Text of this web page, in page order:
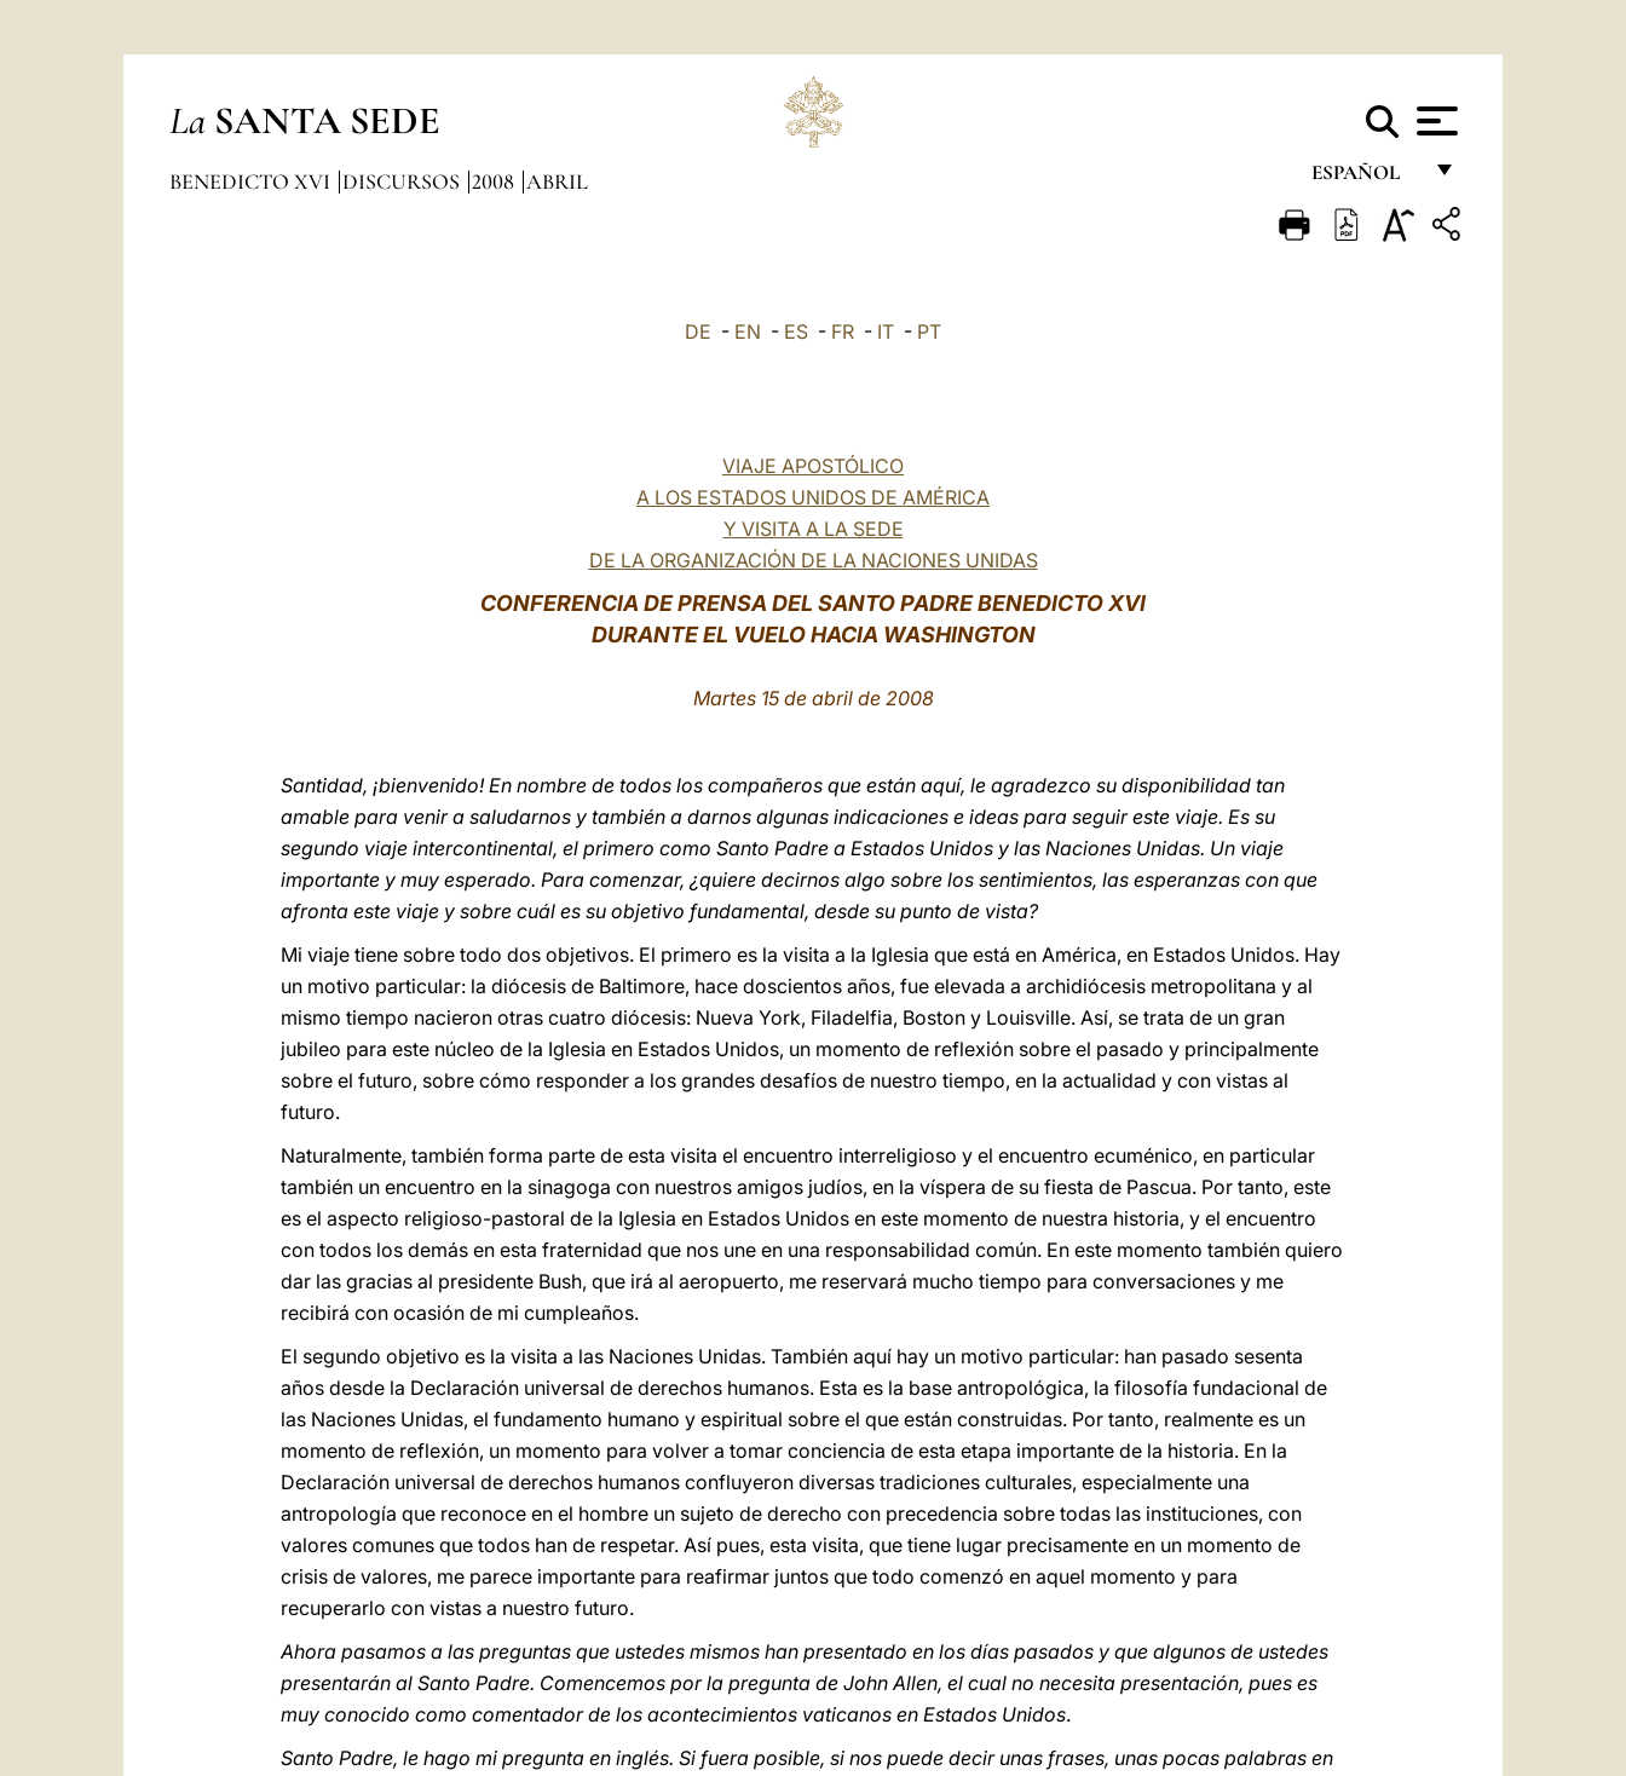
La SANTA SEDE
ESPAÑOL
FRANÇAIS
BENEDICTO XVI DISCURSOS 2008 ABRIL
DE - EN - ES - FR - IT - PT
VIAJE APOSTÓLICO
A LOS ESTADOS UNIDOS DE AMÉRICA
Y VISITA A LA SEDE
DE LA ORGANIZACIÓN DE LA NACIONES UNIDAS
CONFERENCIA DE PRENSA DEL SANTO PADRE BENEDICTO XVI
DURANTE EL VUELO HACIA WASHINGTON
Martes 15 de abril de 2008
Santidad, ¡bienvenido! En nombre de todos los compañeros que están aquí, le agradezco su disponibilidad tan
amable para venir a saludarnos y también a darnos algunas indicaciones e ideas para seguir este viaje. Es su
segundo viaje intercontinental, el primero como Santo Padre a Estados Unidos y las Naciones Unidas. Un viaje
importante y muy esperado. Para comenzar, ¿quiere decirnos algo sobre los sentimientos, las esperanzas con que
afronta este viaje y sobre cuál es su objetivo fundamental, desde su punto de vista?
Mi viaje tiene sobre todo dos objetivos. El primero es la visita a la Iglesia que está en América, en Estados Unidos. Hay
un motivo particular: la diócesis de Baltimore, hace doscientos años, fue elevada a archidiócesis metropolitana y al
mismo tiempo nacieron otras cuatro diócesis: Nueva York, Filadelfia, Boston y Louisville. Así, se trata de un gran
jubileo para este núcleo de la Iglesia en Estados Unidos, un momento de reflexión sobre el pasado y principalmente
sobre el futuro, sobre cómo responder a los grandes desafíos de nuestro tiempo, en la actualidad y con vistas al
futuro.
Naturalmente, también forma parte de esta visita el encuentro interreligioso y el encuentro ecuménico, en particular
también un encuentro en la sinagoga con nuestros amigos judíos, en la víspera de su fiesta de Pascua. Por tanto, este
es el aspecto religioso-pastoral de la Iglesia en Estados Unidos en este momento de nuestra historia, y el encuentro
con todos los demás en esta fraternidad que nos une en una responsabilidad común. En este momento también quiero
dar las gracias al presidente Bush, que irá al aeropuerto, me reservará mucho tiempo para conversaciones y me
recibirá con ocasión de mi cumpleaños.
El segundo objetivo es la visita a las Naciones Unidas. También aquí hay un motivo particular: han pasado sesenta
años desde la Declaración universal de derechos humanos. Esta es la base antropológica, la filosofía fundacional de
las Naciones Unidas, el fundamento humano y espiritual sobre el que están construidas. Por tanto, realmente es un
momento de reflexión, un momento para volver a tomar conciencia de esta etapa importante de la historia. En la
Declaración universal de derechos humanos confluyeron diversas tradiciones culturales, especialmente una
antropología que reconoce en el hombre un sujeto de derecho con precedencia sobre todas las instituciones, con
valores comunes que todos han de respetar. Así pues, esta visita, que tiene lugar precisamente en un momento de
crisis de valores, me parece importante para reafirmar juntos que todo comenzó en aquel momento y para
recuperarlo con vistas a nuestro futuro.
Ahora pasamos a las preguntas que ustedes mismos han presentado en los días pasados y que algunos de ustedes
presentarán al Santo Padre. Comencemos por la pregunta de John Allen, el cual no necesita presentación, pues es
muy conocido como comentador de los acontecimientos vaticanos en Estados Unidos.
Santo Padre, le hago mi pregunta en inglés. Si fuera posible, si nos puede decir unas frases, unas pocas palabras en